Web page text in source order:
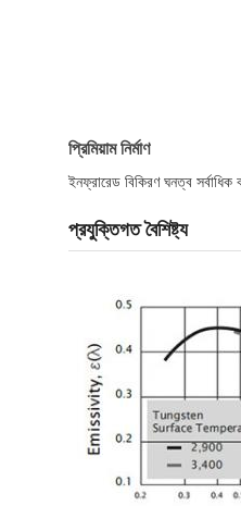
প্রিমিয়াম নির্মাণ
ইনফ্রারেড বিকিরণ ঘনত্ব
প্রযুক্তিগত বৈশিষ্ট্য